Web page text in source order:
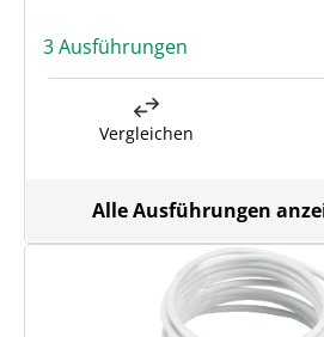
3 Ausführungen
Vergleichen
Alle Ausführungen